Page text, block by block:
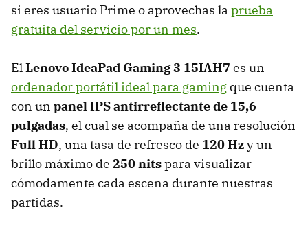
si eres usuario Prime o aprovechas la prueba
gratuita del servicio por un mes.
ElLenovo IdeaPad Gaming 3 15IAH7 es un
ordenador portátil ideal para gaming que cuenta
con un panel IPS antirreflectante de 15,6
pulgadas, el cual se acompaña de una resolución
Full HD, una tasa de refresco de 120 Hzy un
brillo máximo de 250 nitspara visualizar
cómodamente cada escena durante nuestras
partidas.